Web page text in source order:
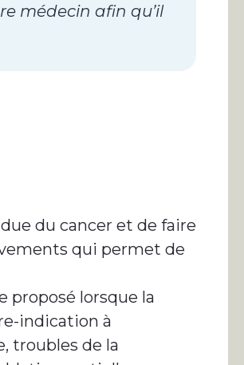
médecin afin qu’il
du cancer et de faire
qui permet de
proposé lorsque la
indication à
troubles de la